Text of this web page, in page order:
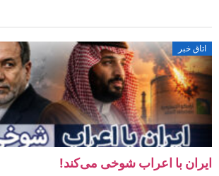
اتاق خبر
ایران با اعراب شوخی می‌کند!